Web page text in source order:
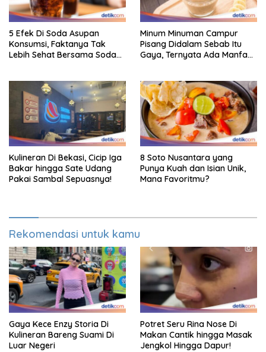
5 Efek Di Soda Asupan
Konsumsi, Faktanya Tak
Lebih Sehat Bersama Soda
Minum Minuman Campur
Pisang Didalam Sebab Itu
Gaya, Ternyata Ada Manfaat
Kulineran Di Bekasi, Cicip Iga
Bakar hingga Sate Udang
Pakai Sambal Sepuasnya!
8 Soto Nusantara yang
Punya Kuah dan Isian Unik,
Mana Favoritmu?
Rekomendasi untuk kamu
Gaya Kece Enzy Storia Di
Kulineran Bareng Suami Di
Luar Negeri
Potret Seru Rina Nose Di
Makan Cantik hingga Masak
Jengkol Hingga Dapur!